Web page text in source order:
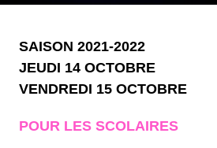
SAISON 2021-2022
JEUDI 14 OCTOBRE
VENDREDI 15 OCTOBRE
POUR LES SCOLAIRES